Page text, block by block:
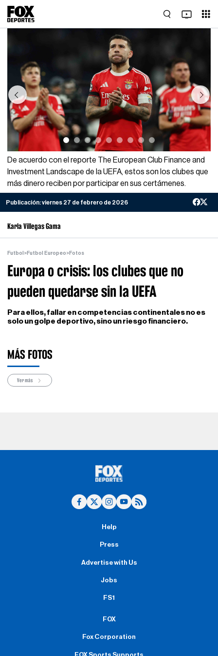
Previous Next
De acuerdo con el reporte The European Club Finance and
Investment Landscape de la UEFA, estos son los clubes que
más dinero reciben por participar en sus certámenes.
Publicación:viernes 27 de febrero de 2026
Karla Villegas Gama
Futbol >Futbol Europeo>Fotos
Europa o crisis: los clubes que no
pueden quedarse sin la UEFA
Para ellos, fallar en competencias continentales no es
solo un golpe deportivo, sino un riesgo financiero.
MÁS FOTOS
Ver más
Help
Press
Advertise with Us
Jobs
FS1
FOX
Fox Corporation